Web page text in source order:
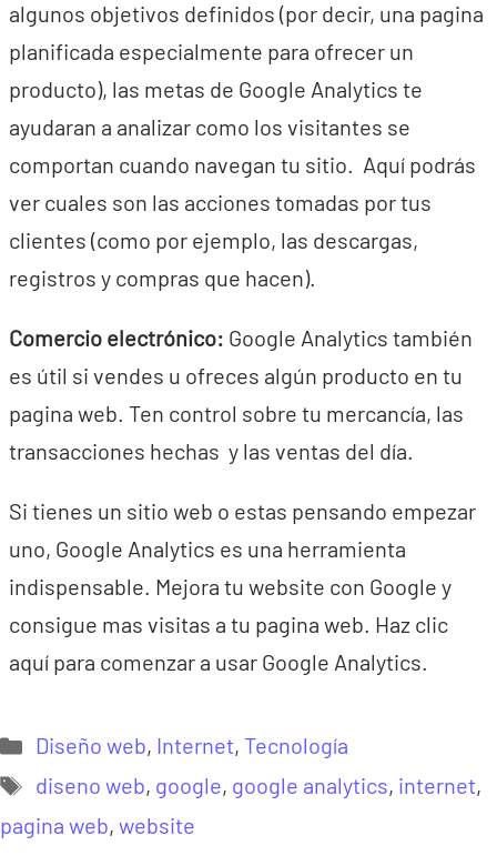
algunos objetivos definidos (por decir, una pagina
planificada especialmente para ofrecer un
producto), las metas de Google Analytics te
ayudaran a analizar como los visitantes se
comportan cuando navegan tu sitio. Aquí podrás
ver cuales son las acciones tomadas por tus
clientes (como por ejemplo, las descargas,
registros y compras que hacen).
Comercio electrónico: Google Analytics también
es útil si vendes u ofreces algún producto en tu
pagina web. Ten control sobre tu mercancía, las
transacciones hechas y las ventas del día.
Si tienes un sitio web o estas pensando empezar
uno, Google Analytics es una herramienta
indispensable. Mejora tu website con Google y
consigue mas visitas a tu pagina web. Haz clic
aquí para comenzar a usar Google Analytics.
Categorías
Diseño web, Internet, Tecnología
Etiquetas
diseno web, google, google analytics, internet,
pagina web, website